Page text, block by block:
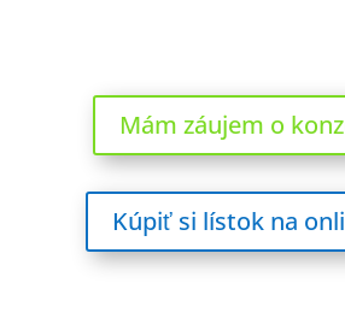
Mám záujem o
Kúpiť si lístok na